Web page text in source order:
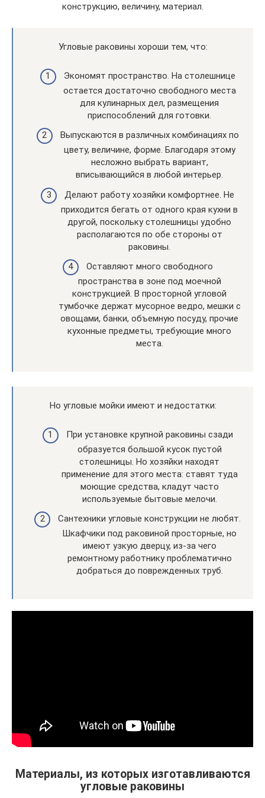
конструкцию, величину, материал.
Угловые раковины хороши тем, что:
Экономят пространство. На столешнице
остается достаточно свободного места
для кулинарных дел, размещения
приспособлений для готовки.
Выпускаются в различных комбинациях по
цвету, величине, форме. Благодаря этому
несложно выбрать вариант,
вписывающийся в любой интерьер.
Делают работу хозяйки комфортнее. Не
приходится бегать от одного края кухни в
другой, поскольку столешницы удобно
располагаются по обе стороны от
раковины.
Оставляют много свободного
пространства в зоне под моечной
конструкцией. В просторной угловой
тумбочке держат мусорное ведро, мешки с
овощами, банки, объемную посуду, прочие
кухонные предметы, требующие много
места.
Но угловые мойки имеют и недостатки:
При установке крупной раковины сзади
образуется большой кусок пустой
столешницы. Но хозяйки находят
применение для этого места: ставят туда
моющие средства, кладут часто
используемые бытовые мелочи.
Сантехники угловые конструкции не любят.
Шкафчики под раковиной просторные, но
имеют узкую дверцу, из-за чего
ремонтному работнику проблематично
добраться до поврежденных труб.
Материалы, из которых изготавливаются
угловые раковины